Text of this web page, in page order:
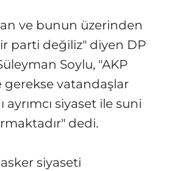
ve bunun üzerinden
parti değiliz" diyen DP
Soylu, "AKP
vatandaşlar
ayrımcı siyaset ile suni
dedi.
siyaseti